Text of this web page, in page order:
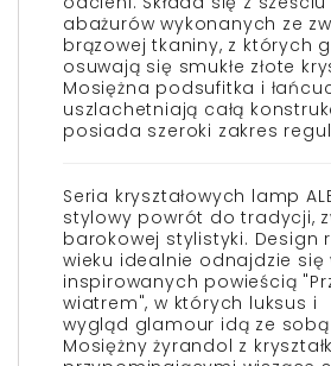
abażurów wykonanych ze
brązowej tkaniny, z których
osuwają się smukłe złote
Mosiężna podsufitka i
uszlachetniają całą
posiada szeroki zakres
Seria kryształowych lamp
stylowy powrót do tradycji,
barokowej stylistyki. Design
wieku idealnie odnajdzie się
inspirowanych powieścią "
wiatrem", w których luksus i
wygląd glamour idą ze
Mosiężny żyrandol z